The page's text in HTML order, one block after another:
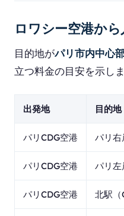
ロワシー空港か
目的地がパリ市内中心
立つ料金の目安を示しま
出発地 目的地
パリCDG空港 パリ右
パリCDG空港 パリ左
パリCDG空港 北駅（